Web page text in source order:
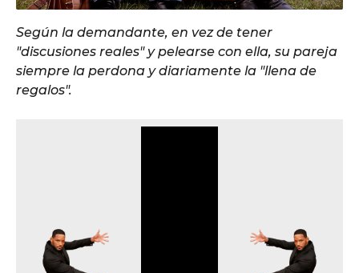
Según la demandante, en vez de tener
"discusiones reales" y pelearse con ella, su pareja
siempre la perdona y diariamente la "llena de
regalos".